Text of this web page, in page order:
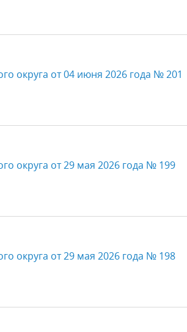
округа от 04 июня 2026 года № 201
округа от 29 мая 2026 года № 199
округа от 29 мая 2026 года № 198